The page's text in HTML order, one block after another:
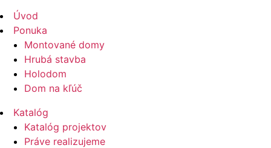
Úvod
Ponuka
Montované domy
Hrubá stavba
Holodom
Dom na kľúč
Katalóg
Katalóg projektov
Práve realizujeme